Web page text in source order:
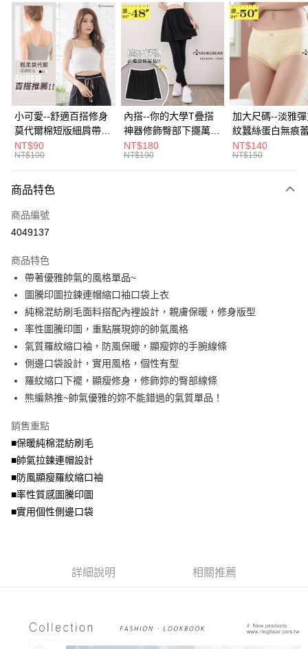
超商取貨付款
LINE Pay
Apple Pay
街口支付
悠遊付
Google Pay
全盈+PAY
大哥付你分期
【大哥付你分期使用說明】
1.本服務由台灣大哥大提供，台灣大哥大用戶可立即使用無須另外申請。
流程，驗證手機門號後，選擇欲分期的期數、繳款截止日，確認付款後即完
成交易。
3.實際核准額度、可分期數及費用金額請依後續交易確認頁面所載為準。
4.訂單成立30分鐘內，如未前往確認交易或遇審核未通過，訂單將自動取
法說明評估內容。
【繳款方式說明】
1.分期款項不併入電信帳單，「大哥付你分期」於每月結算日後寄送繳費提
醒簡訊。
2.透過簡訊連結打開帳單後，可選擇「超商條碼／台灣大直營門市／銀行轉
帳／街口支付／iPASS MONEY」等通路繳費。
【注意事項】
用戶於交易時，得透過本服務購買商品或服務，並由商店將買賣／分期付款
買賣價金債權讓與本公司後，依約使用本公司帳單繳交帳款。
資料（包含姓名、電話或地址）提供予台灣大哥大進項蒐集、處理及利用，
由本公司與您本人進行分期帳單所需資料之確認、核對及更正。
3.完整用戶服務條款，請詳閱以下連結：
AFTEE先享後付
【關於「AFTEE先享後付」】
AFTEE先享後付是「在收到商品之後才付款」的支付方式。 讓您購物簡單
便利好安心！
１．簡單：不需註冊會員、不需綁卡、不需儲值。
２．便利：只要手機號碼，簡訊認證，即可結帳。
３．安心：先確認商品／服務後，再付款。
【「AFTEE先享後付」結帳流程】
１．於結帳方式選擇「AFTEE先享後付」後，將跳轉至「AFTEE先享後付」
２．訂單成立數日內，您將收到繳費通知簡訊。
３．收到繳費通知簡訊後14天內，點擊此簡訊中的連結，可透過四大超商／
※ 請注意：結帳手續完成當下不需立刻繳費，但若您需要取消訂單，請聯絡
購買商品的店家。未經商家同意取消之訂單仍視為有效，需透過AFTEE先享
後付繳納相關費用。
※ 交易是否成功請以「AFTEE先享後付 」之結帳頁面顯示為準，若有關於
是否繳費成功／繳費後需取消欲退款等相關疑問，請聯繫「AFTEE先享後付
客戶支援中心」https://netprotections.freshdesk.com/support/home
【注意事項】
https://aftee.tw/terms/#terms3
時審查核予不同之上限額度；若仍有額度不足之情形，本公司將視審查結果
請求用戶進行身份認證。
ATM付款
全家取貨付款
每筆NT$70，滿NT$699(含以上)免運費
付款後全家取貨
每筆NT$70，滿NT$799(含以上)免運費
付款後7-11取貨
每筆NT$70，滿NT$699(含以上)免運費
宅配
小可愛--舒適百搭修身
莫代爾棉短版細肩帶素
色背心(白.黑.灰L-2L)-
U582眼圈熊中大尺碼
NT$90
NT$100
內搭--你的大學T疊搭
神器修飾臀部下擺萬用
內搭裙/遮臀裙(黑2L-
6L)-Q155眼圈熊中大
NT$180
NT$190
加大尺碼--淡雅
紋蠶絲蛋白無痕
角內褲(白.粉.藍.
3L)-L28眼圈熊中
NT$140
NT$150
商品特色
商品編號
4049137
商品特色
帶著優雅帥氣的風格單品~
圖騰印圖拉鍊連帽縮口袖口袋上衣
純棉混紡刷毛面料搭配內裡設計，親膚保暖，修身版型
率性圖騰印圖，重點展現妳的帥氣風格
氣質羅紋縮口袖，防風保暖，顯瘦妳的手腕線條
側邊口袋設計，實用風格，個性有型
羅紋縮口下襬，顯瘦修身，修飾妳的臀部線條
熊編熱推~帥氣優雅的妳不能錯過的氣質單品！
銷售重點
■保暖純棉混紡刷毛
■帥氣拉鍊連帽設計
■防風顯瘦羅紋縮口袖
■率性質感圖騰印圖
■實用個性側邊口袋
詳細說明 相關推薦